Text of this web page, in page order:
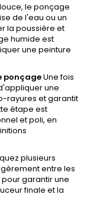
le ponçage
de l'eau ou un
la poussière et
humide est
une peinture
ponçageUne fois
une
rayures et garantit
étape est
et poli, en
plusieurs
entre les
garantir une
finale et la